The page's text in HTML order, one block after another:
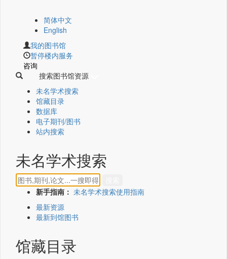
简体中文
English
我的图书馆
暂停楼内服务
咨询
搜索图书馆资源
未名学术搜索
馆藏目录
数据库
电子期刊/图书
站内搜索
未名学术搜索
新手指南： 未名学术搜索使用指南
最新资源
最新到馆图书
馆藏目录